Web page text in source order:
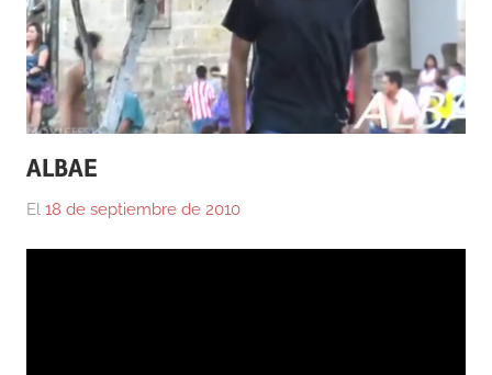
ALBAE
El 18 de septiembre de 2010